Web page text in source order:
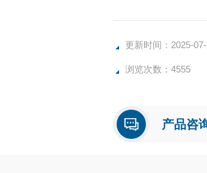
更新时间：2025-
浏览次数：4555
产品咨